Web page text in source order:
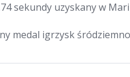
sekundy uzyskany w
medal igrzysk